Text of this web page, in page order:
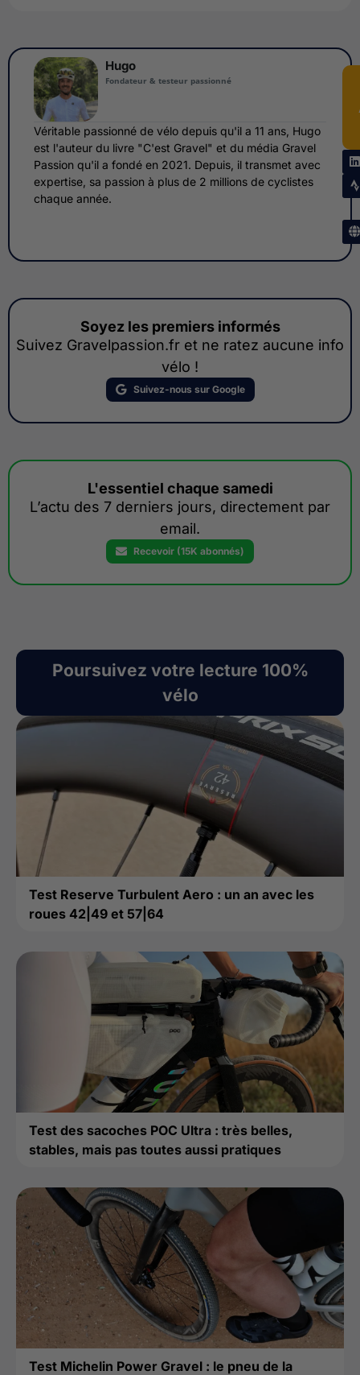
Hugo
Fondateur & testeur passionné
Véritable passionné de vélo depuis qu'il a 11 ans, Hugo
est l'auteur du livre "C'est Gravel" et du média Gravel
Passion qu'il a fondé en 2021. Depuis, il transmet avec
expertise, sa passion à plus de 2 millions de cyclistes
chaque année.
Soyez les premiers informés
Suivez Gravelpassion.fr et ne ratez aucune info
vélo !
Suivez-nous sur Google
L'essentiel chaque samedi
L’actu des 7 derniers jours, directement par
email.
Recevoir (15K abonnés)
Poursuivez votre lecture 100%
vélo
Test Reserve Turbulent Aero : un an avec les
roues 42|49 et 57|64
Test des sacoches POC Ultra : très belles,
stables, mais pas toutes aussi pratiques
Test Michelin Power Gravel : le pneu de la